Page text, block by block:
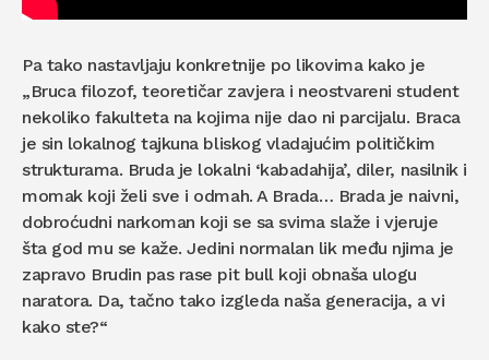
Pa tako nastavljaju konkretnije po likovima kako je
„Bruca filozof, teoretičar zavjera i neostvareni student
nekoliko fakulteta na kojima nije dao ni parcijalu. Braca
je sin lokalnog tajkuna bliskog vladajućim političkim
strukturama. Bruda je lokalni ‘kabadahija’, diler, nasilnik i
momak koji želi sve i odmah. A Brada… Brada je naivni,
dobroćudni narkoman koji se sa svima slaže i vjeruje
šta god mu se kaže. Jedini normalan lik među njima je
zapravo Brudin pas rase pit bull koji obnaša ulogu
naratora. Da, tačno tako izgleda naša generacija, a vi
kako ste?“